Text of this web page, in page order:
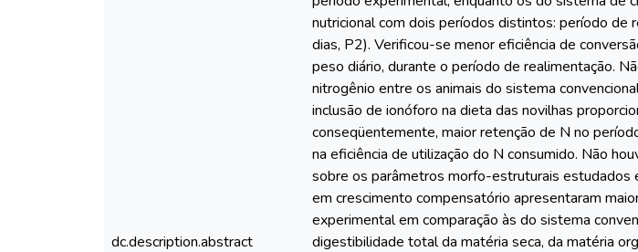
dc.description.abstract
nutricional com dois períodos distintos: período
dias, P2). Verificou-se menor eficiência de
peso diário, durante o período de realimentação.
nitrogênio entre os animais do sistema
inclusão de ionóforo na dieta das novilhas
conseqüentemente, maior retenção de N no
na eficiência de utilização do N consumido. Não
sobre os parâmetros morfo-estruturais estudados
em crescimento compensatório apresentaram
experimental em comparação às do sistema
digestibilidade total da matéria seca, da matéria